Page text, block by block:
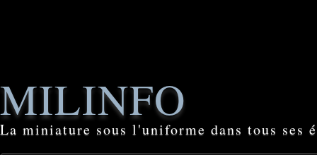
MILINFO
La miniature sous l'uniforme dans tous ses